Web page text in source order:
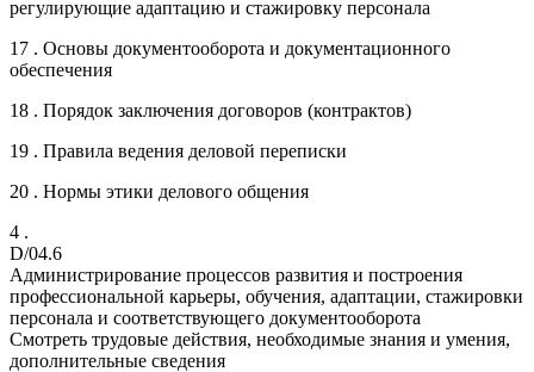
регулирующие адаптацию и стажировку персонала
17 . Основы документооборота и документационного
обеспечения
18 . Порядок заключения договоров (контрактов)
19 . Правила ведения деловой переписки
20 . Нормы этики делового общения
4 .
D/04.6
Администрирование процессов развития и построения
профессиональной карьеры, обучения, адаптации, стажировки
персонала и соответствующего документооборота
Смотреть трудовые действия, необходимые знания и умения,
дополнительные сведения